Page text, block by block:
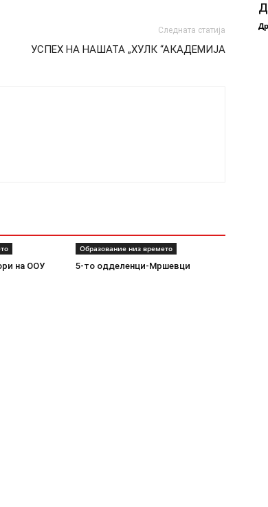
Следната статија
УСПЕХ НА НАШАТА „ХУЛК “АКАДЕМИЈА
на ООУ
Образование низ времето
5-то одделенци-Мршевци